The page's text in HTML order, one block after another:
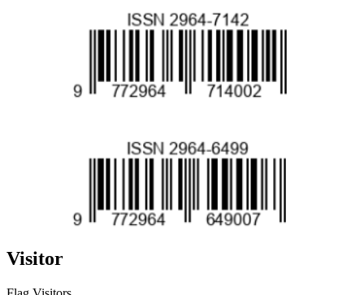
Visitor